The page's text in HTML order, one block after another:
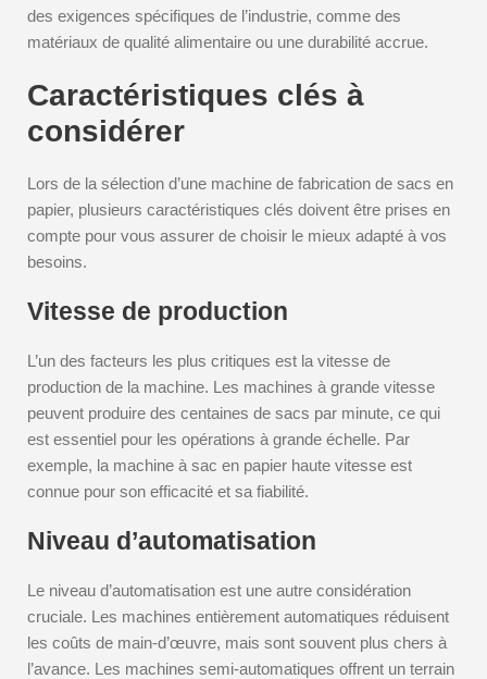
des exigences spécifiques de l’industrie, comme des
matériaux de qualité alimentaire ou une durabilité accrue.
Caractéristiques clés à
considérer
Lors de la sélection d’une machine de fabrication de sacs en
papier, plusieurs caractéristiques clés doivent être prises en
compte pour vous assurer de choisir le mieux adapté à vos
besoins.
Vitesse de production
L’un des facteurs les plus critiques est la vitesse de
production de la machine. Les machines à grande vitesse
peuvent produire des centaines de sacs par minute, ce qui
est essentiel pour les opérations à grande échelle. Par
exemple, la machine à sac en papier haute vitesse est
connue pour son efficacité et sa fiabilité.
Niveau d’automatisation
Le niveau d’automatisation est une autre considération
cruciale. Les machines entièrement automatiques réduisent
les coûts de main-d’œuvre, mais sont souvent plus chers à
l’avance. Les machines semi-automatiques offrent un terrain